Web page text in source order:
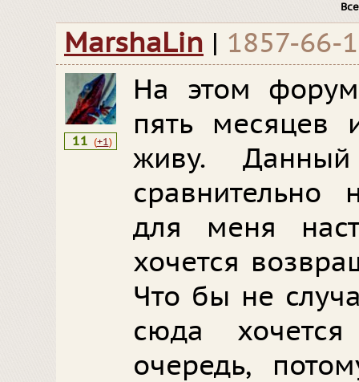
Все
MarshaLin | 1857-66-
11 (+1)
На этом
пять месяцев
живу.
сравнительно
для меня
хочется
Что бы не
сюда
очередь,